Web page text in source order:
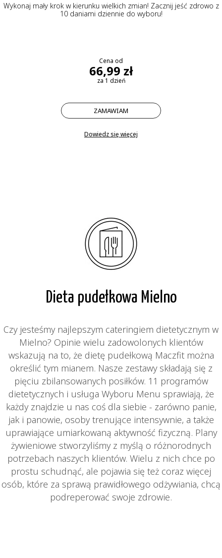
Wykonaj mały krok w kierunku wielkich zmian! Zacznij jeść zdrowo z
10 daniami dziennie do wyboru!
Cena od
66,99 zł
za 1 dzień
ZAMAWIAM
Dowiedz się więcej
Dieta pudełkowa Mielno
Czy jesteśmy najlepszym cateringiem dietetycznym w
Mielno? Opinie wielu zadowolonych klientów
wskazują na to, że dietę pudełkową Maczfit można
określić tym mianem. Nasze zestawy składają się z
pięciu zbilansowanych posiłków. 11 programów
dietetycznych i usługa Wyboru Menu sprawiają, że
każdy znajdzie u nas coś dla siebie - zarówno panie,
jak i panowie, osoby trenujące intensywnie, a także
uprawiające umiarkowaną aktywność fizyczną. Plany
żywieniowe stworzyliśmy z myślą o różnorodnych
potrzebach naszych klientów. Wielu z nich chce po
prostu schudnąć, ale pojawia się też coraz więcej
osób, które za sprawą prawidłowego odżywiania, chcą
podreperować swoje zdrowie.